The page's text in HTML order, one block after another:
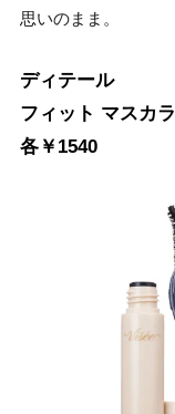
思いのまま。
ディテール
フィット マスカラ
各￥1540